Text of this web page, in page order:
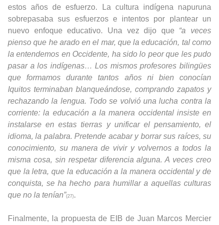
estos años de esfuerzo. La cultura indígena napuruna
sobrepasaba sus esfuerzos e intentos por plantear un
nuevo enfoque educativo. Una vez dijo que “a veces
pienso que he arado en el mar, que la educación, tal como
la entendemos en Occidente, ha sido lo peor que les pudo
pasar a los indígenas… Los mismos profesores bilingües
que formamos durante tantos años ni bien conocían
Iquitos terminaban blanqueándose, comprando zapatos y
rechazando la lengua. Todo se volvió una lucha contra la
corriente: la educación a la manera occidental insiste en
instalarse en estas tierras y unificar el pensamiento, el
idioma, la palabra. Pretende acabar y borrar sus raíces, su
conocimiento, su manera de vivir y volvernos a todos la
misma cosa, sin respetar diferencia alguna. A veces creo
que la letra, que la educación a la manera occidental y de
conquista, se ha hecho para humillar a aquellas culturas
que no la tenían”(27).
Finalmente, la propuesta de EIB de Juan Marcos Mercier